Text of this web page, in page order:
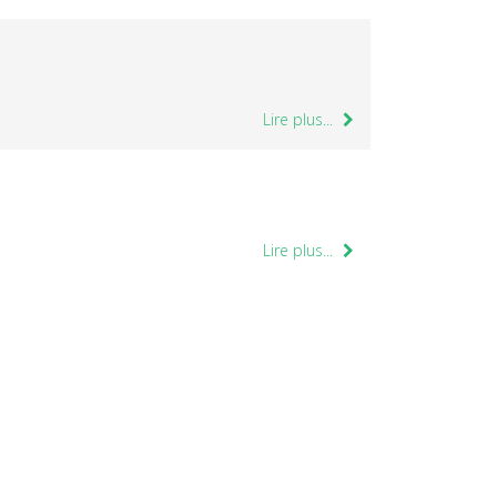
Lire plus...
Lire plus...